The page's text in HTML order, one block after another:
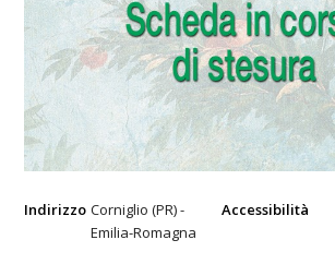
Indirizzo Corniglio (PR) -
Emilia-Romagna
Accessibilità